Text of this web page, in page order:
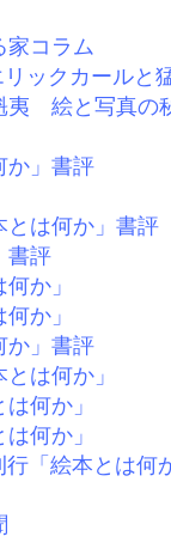
家コラム
ックカールと
夷 絵と写真の
か」書評
は何か」書評
書評
か」
何か」
か」書評
は何か」
何か」
何か」
行「絵本とは何